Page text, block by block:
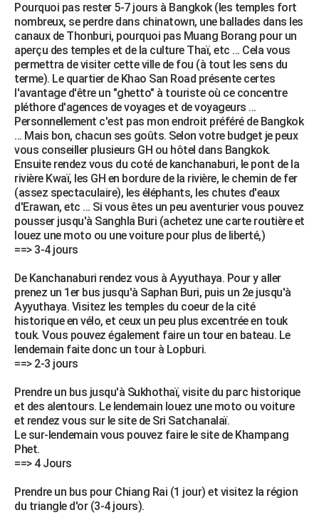
Pourquoi pas rester 5-7 jours à Bangkok (les temples fort
nombreux, se perdre dans chinatown, une ballades dans les
canaux de Thonburi, pourquoi pas Muang Borang pour un
aperçu des temples et de la culture Thaï, etc ... Cela vous
permettra de visiter cette ville de fou (à tout les sens du
terme). Le quartier de Khao San Road présente certes
l'avantage d'être un "ghetto" à touriste où ce concentre
pléthore d'agences de voyages et de voyageurs ...
Personnellement c'est pas mon endroit préféré de Bangkok
... Mais bon, chacun ses goûts. Selon votre budget je peux
vous conseiller plusieurs GH ou hôtel dans Bangkok.
Ensuite rendez vous du coté de kanchanaburi, le pont de la
rivière Kwaï, les GH en bordure de la rivière, le chemin de fer
(assez spectaculaire), les éléphants, les chutes d'eaux
d'Erawan, etc ... Si vous êtes un peu aventurier vous pouvez
pousser jusqu'à Sanghla Buri (achetez une carte routière et
louez une moto ou une voiture pour plus de liberté,)
==> 3-4 jours
De Kanchanaburi rendez vous à Ayyuthaya. Pour y aller
prenez un 1er bus jusqu'à Saphan Buri, puis un 2e jusqu'à
Ayyuthaya. Visitez les temples du coeur de la cité
historique en vélo, et ceux un peu plus excentrée en touk
touk. Vous pouvez également faire un tour en bateau. Le
lendemain faite donc un tour à Lopburi.
==> 2-3 jours
Prendre un bus jusqu'à Sukhothaï, visite du parc historique
et des alentours. Le lendemain louez une moto ou voiture
et rendez vous sur le site de Sri Satchanalaï.
Le sur-lendemain vous pouvez faire le site de Khampang
Phet.
==> 4 Jours
Prendre un bus pour Chiang Rai (1 jour) et visitez la région
du triangle d'or (3-4 jours).